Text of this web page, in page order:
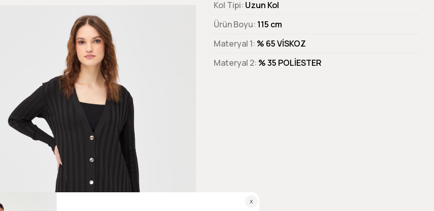
Kol Tipi Uzun Kol
Ürün Boyu 115 cm
Materyal 1 % 65 VİSKOZ
Materyal 2 % 35 POLİESTER